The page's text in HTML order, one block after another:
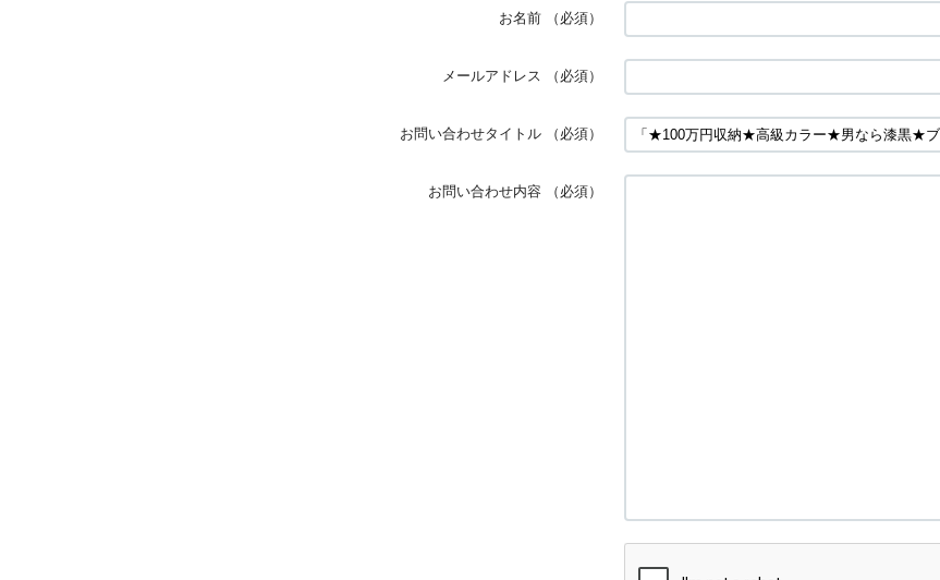
お名前 （必須）
メールアドレス （必須）
お問い合わせタイトル （必須）
お問い合わせ内容 （必須）